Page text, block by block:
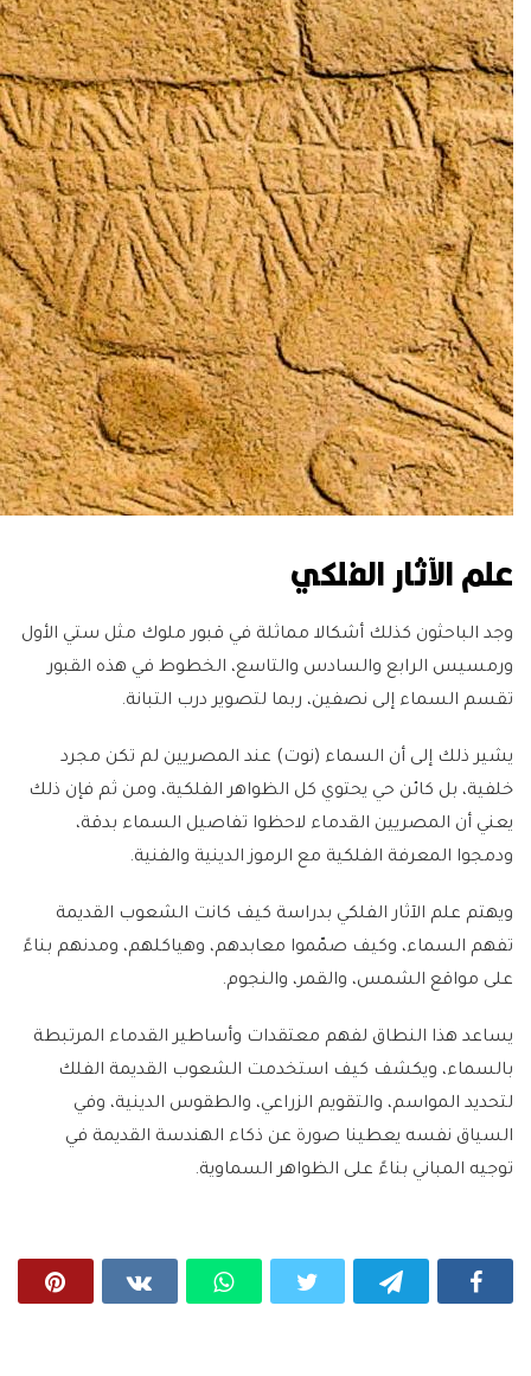
علم الآثار الفلكي
وجد الباحثون كذلك أشكالا مماثلة في قبور ملوك مثل ستي الأول
ورمسيس الرابع والسادس والتاسع، الخطوط في هذه القبور
تقسم السماء إلى نصفين، ربما لتصوير درب التبانة.
يشير ذلك إلى أن السماء (نوت) عند المصريين لم تكن مجرد
خلفية، بل كائن حي يحتوي كل الظواهر الفلكية، ومن ثم فإن ذلك
يعني أن المصريين القدماء لاحظوا تفاصيل السماء بدقة،
ودمجوا المعرفة الفلكية مع الرموز الدينية والفنية.
ويهتم علم الآثار الفلكي بدراسة كيف كانت الشعوب القديمة
تفهم السماء، وكيف صمّموا معابدهم، وهياكلهم، ومدنهم بناءً
على مواقع الشمس، والقمر، والنجوم.
يساعد هذا النطاق لفهم معتقدات وأساطير القدماء المرتبطة
بالسماء، ويكشف كيف استخدمت الشعوب القديمة الفلك
لتحديد المواسم، والتقويم الزراعي، والطقوس الدينية، وفي
السياق نفسه يعطينا صورة عن ذكاء الهندسة القديمة في
توجيه المباني بناءً على الظواهر السماوية.